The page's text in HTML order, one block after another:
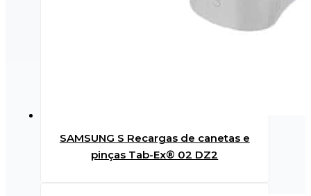
SAMSUNG S Recargas de canetas e
pinças Tab-Ex® 02 DZ2